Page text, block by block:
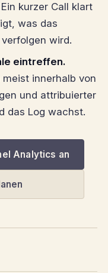
Ein kurzer Call klart
was das
wird.
eintreffen.
innerhalb von
und attribuierter
das Log wachst.
Analytics an